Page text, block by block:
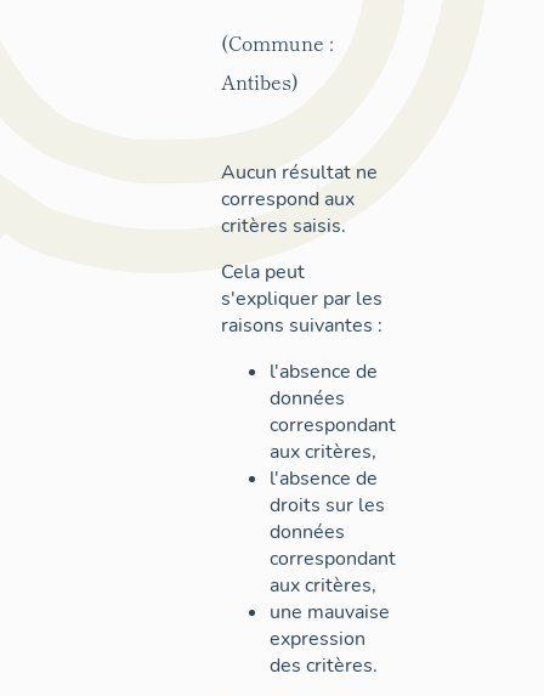
(Commune :
Antibes)
Aucun résultat ne
correspond aux
critères saisis.
Cela peut
s'expliquer par les
raisons suivantes :
l'absence de
données
correspondant
aux critères,
l'absence de
droits sur les
données
correspondant
aux critères,
une mauvaise
expression
des critères.